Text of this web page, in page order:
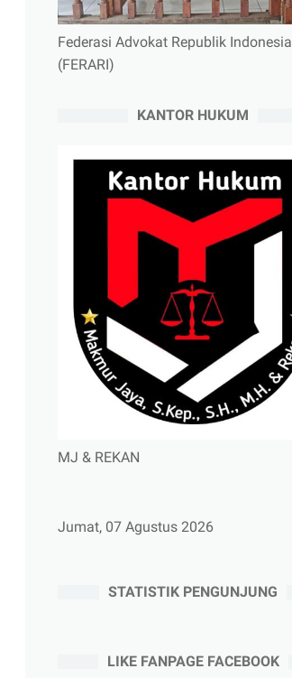
Federasi Advokat Republik Indonesia
(FERARI)
KANTOR HUKUM
MJ & REKAN
Jumat, 07 Agustus 2026
STATISTIK PENGUNJUNG
LIKE FANPAGE FACEBOOK